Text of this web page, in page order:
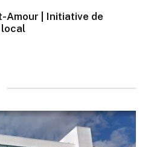
Amour | Initiative de
local